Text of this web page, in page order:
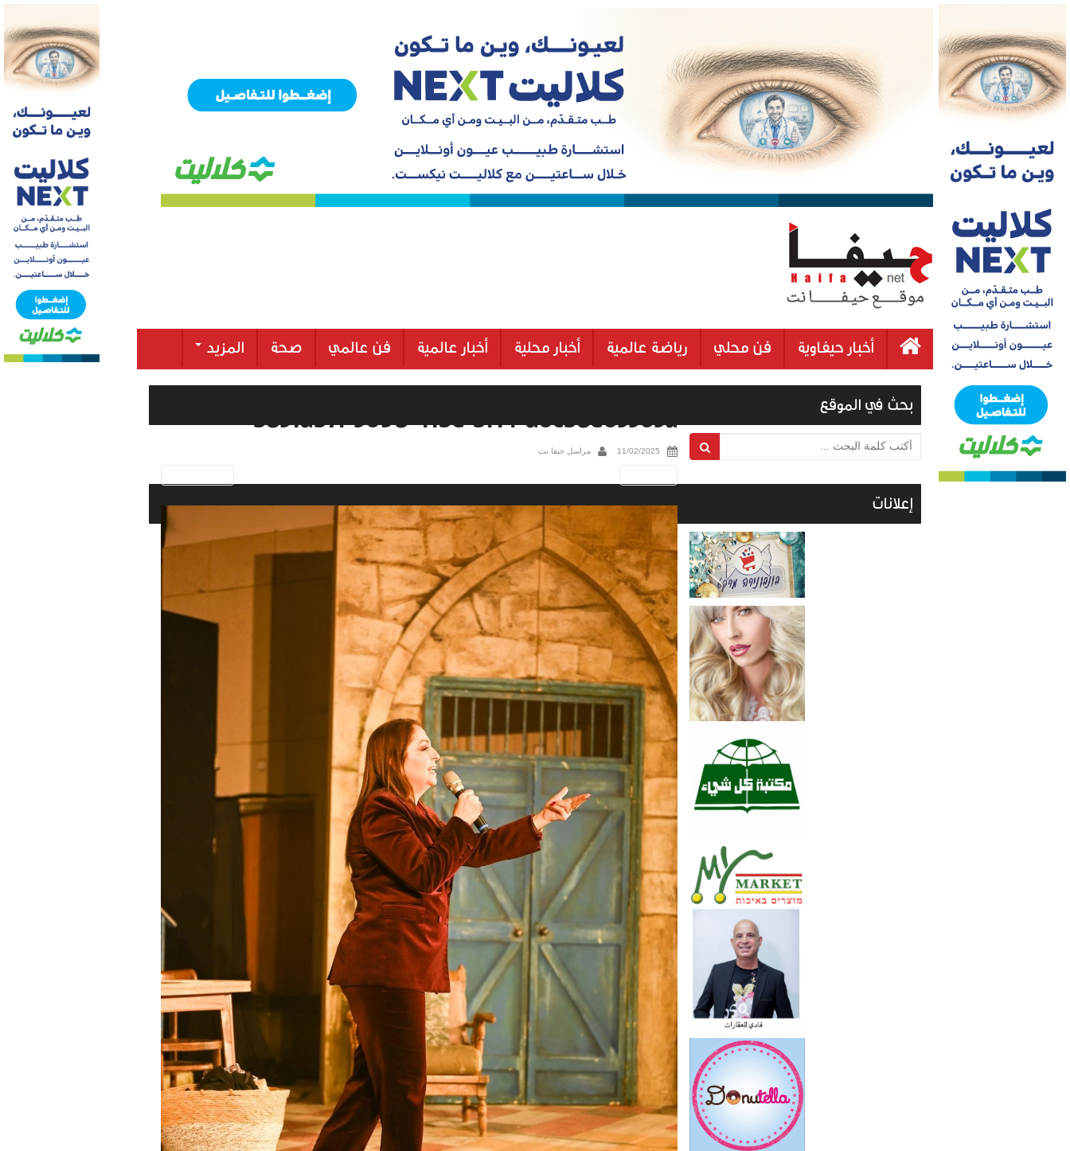
أخبار حيفاوية فن محلي رياضة عالمية أخبار محلية أخبار عالمية فن عالمي صحة المزيد
b851db7f-3098-41be-bf14-d0cb8e65565a
11/02/2025 مراسل حيفا نت
بحث في الموقع
أكتب كلمة البحث ...
إعلانات